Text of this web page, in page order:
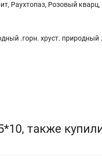
Раухтопаз, Розовый
.горн. хруст.
также